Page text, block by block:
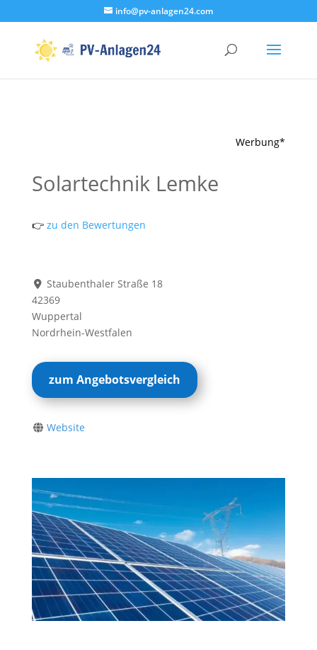
info@pv-anlagen24.com
Werbung*
Solartechnik Lemke
👉zu den Bewertungen
Staubenthaler Straße 18
42369
Wuppertal
Nordrhein-Westfalen
zum Angebotsvergleich
Website